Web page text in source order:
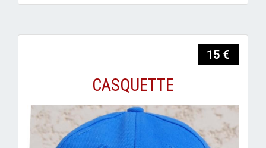
15 €
CASQUETTE